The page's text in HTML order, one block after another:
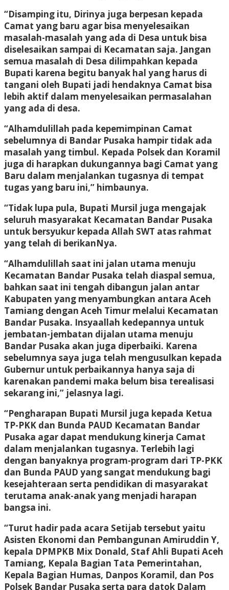
“Disamping itu, Dirinya juga berpesan kepada
Camat yang baru agar bisa menyelesaikan
masalah-masalah yang ada di Desa untuk bisa
diselesaikan sampai di Kecamatan saja. Jangan
semua masalah di Desa dilimpahkan kepada
Bupati karena begitu banyak hal yang harus di
tangani oleh Bupati jadi hendaknya Camat bisa
lebih aktif dalam menyelesaikan permasalahan
yang ada di desa.
“Alhamdulillah pada kepemimpinan Camat
sebelumnya di Bandar Pusaka hampir tidak ada
masalah yang timbul. Kepada Polsek dan Koramil
juga di harapkan dukungannya bagi Camat yang
Baru dalam menjalankan tugasnya di tempat
tugas yang baru ini,” himbaunya.
“Tidak lupa pula, Bupati Mursil juga mengajak
seluruh masyarakat Kecamatan Bandar Pusaka
untuk bersyukur kepada Allah SWT atas rahmat
yang telah di berikanNya.
“Alhamdulillah saat ini jalan utama menuju
Kecamatan Bandar Pusaka telah diaspal semua,
bahkan saat ini tengah dibangun jalan antar
Kabupaten yang menyambungkan antara Aceh
Tamiang dengan Aceh Timur melalui Kecamatan
Bandar Pusaka. Insyaallah kedepannya untuk
jembatan-jembatan dijalan utama menuju
Bandar Pusaka akan juga diperbaiki. Karena
sebelumnya saya juga telah mengusulkan kepada
Gubernur untuk perbaikannya hanya saja di
karenakan pandemi maka belum bisa terealisasi
sekarang ini,” jelasnya lagi.
“Pengharapan Bupati Mursil juga kepada Ketua
TP-PKK dan Bunda PAUD Kecamatan Bandar
Pusaka agar dapat mendukung kinerja Camat
dalam menjalankan tugasnya. Terlebih lagi
dengan banyaknya program-program dari TP-PKK
dan Bunda PAUD yang sangat mendukung bagi
kesejahteraan serta pendidikan di masyarakat
terutama anak-anak yang menjadi harapan
bangsa ini.
“Turut hadir pada acara Setijab tersebut yaitu
Asisten Ekonomi dan Pembangunan Amiruddin Y,
kepala DPMPKB Mix Donald, Staf Ahli Bupati Aceh
Tamiang, Kepala Bagian Tata Pemerintahan,
Kepala Bagian Humas, Danpos Koramil, dan Pos
Polsek Bandar Pusaka serta para datok Dalam